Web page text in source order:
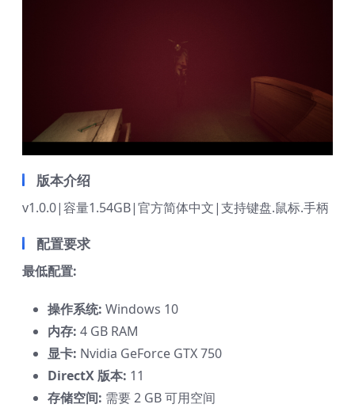
版本介绍
v1.0.0|容量1.54GB|官方简体中文|支持键盘.鼠标.手柄
配置要求
最低配置:
操作系统: Windows 10
内存: 4 GB RAM
显卡: Nvidia GeForce GTX 750
DirectX 版本: 11
存储空间: 需要 2 GB 可用空间